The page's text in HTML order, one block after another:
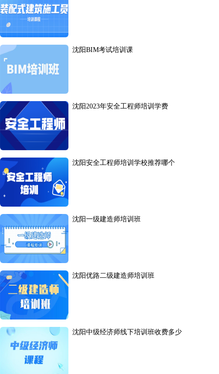
沈阳BIM考试培训课
沈阳2023年安全工程师培训学费
沈阳安全工程师培训学校推荐哪个
沈阳一级建造师培训班
沈阳优路二级建造师培训班
沈阳中级经济师线下培训班收费多少